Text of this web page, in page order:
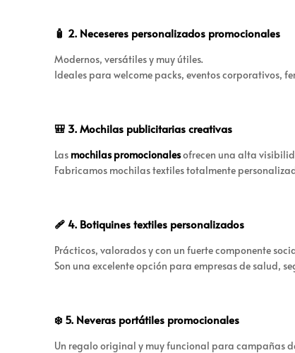
🧴 2. Neceseres personalizados promocionales
Modernos, versátiles y muy útiles.
Ideales para welcome packs, eventos corporativos,
🎒 3. Mochilas publicitarias creativas
Las mochilas promocionalesofrecen una alta
Fabricamos mochilas textiles totalmente
🩹 4. Botiquines textiles personalizados
Prácticos, valorados y con un fuerte componente
Son una excelente opción para empresas de salud,
❄️ 5. Neveras portátiles promocionales
Un regalo original y muy funcional para campañas